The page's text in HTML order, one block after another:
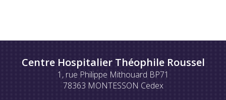
Centre Hospitalier Théophile Roussel
1, rue Philippe Mithouard BP71
78363 MONTESSON Cedex